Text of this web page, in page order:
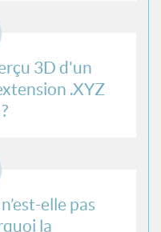
3D d'un
.XYZ
elle pas
la